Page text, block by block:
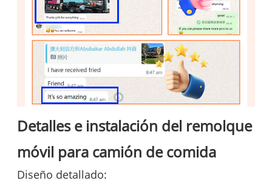
Detalles e instalación del remolque
móvil para camión de comida
Diseño detallado: